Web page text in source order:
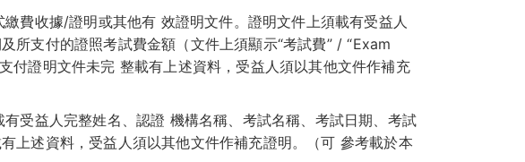
費收據/證明或其他有 效證明文件。證明文件上須載有受益人
所支付的證照考試費金額（文件上須顯示“考試費” / “Exam
付證明文件未完 整載有上述資料，受益人須以其他文件作補充
受益人完整姓名、認證 機構名稱、考試名稱、考試日期、考試
上述資料，受益人須以其他文件作補充證明。（可 參考載於本